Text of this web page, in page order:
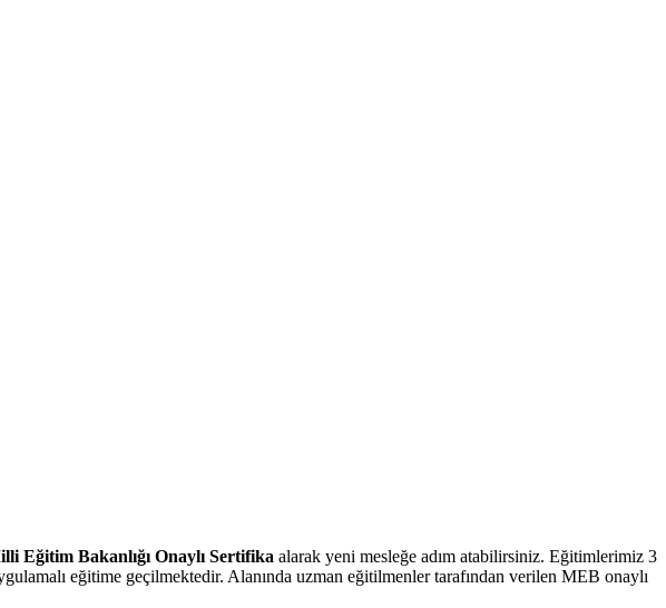
Eğitim Bakanlığı Onaylı Sertifika alarak yeni mesleğe adım atabilirsiniz. Eğitimlerimiz 3
eğitime geçilmektedir. Alanında uzman eğitilmenler tarafından verilen MEB onaylı